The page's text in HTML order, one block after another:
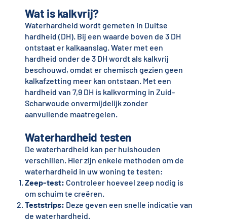
Wat is kalkvrij?
Waterhardheid wordt gemeten in Duitse
hardheid (DH). Bij een waarde boven de 3 DH
ontstaat er kalkaanslag. Water met een
hardheid onder de 3 DH wordt als kalkvrij
beschouwd, omdat er chemisch gezien geen
kalkafzetting meer kan ontstaan. Met een
hardheid van 7,9 DH is kalkvorming in Zuid-
Scharwoude onvermijdelijk zonder
aanvullende maatregelen.
Waterhardheid testen
De waterhardheid kan per huishouden
verschillen. Hier zijn enkele methoden om de
waterhardheid in uw woning te testen:
Zeep-test: Controleer hoeveel zeep nodig is
om schuim te creëren.
Teststrips: Deze geven een snelle indicatie van
de waterhardheid.